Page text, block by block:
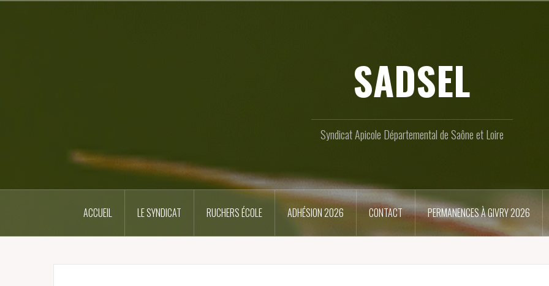
SADSEL
Syndicat Apicole Départemental de Saône et Loire
ACCUEIL LE SYNDICAT RUCHERS ÉCOLE ADHÉSION 2026 CONTACT PERMANENCES À GIVRY 2026